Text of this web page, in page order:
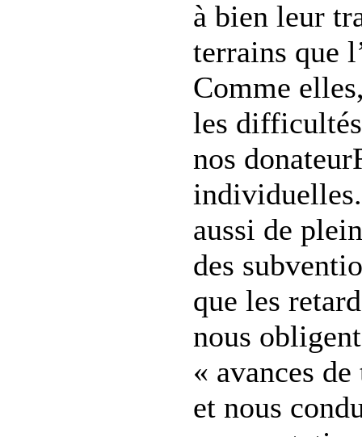
à bien leur
terrains que
Comme
les
nos
aussi de
des
que les
nous
« avances
et nous